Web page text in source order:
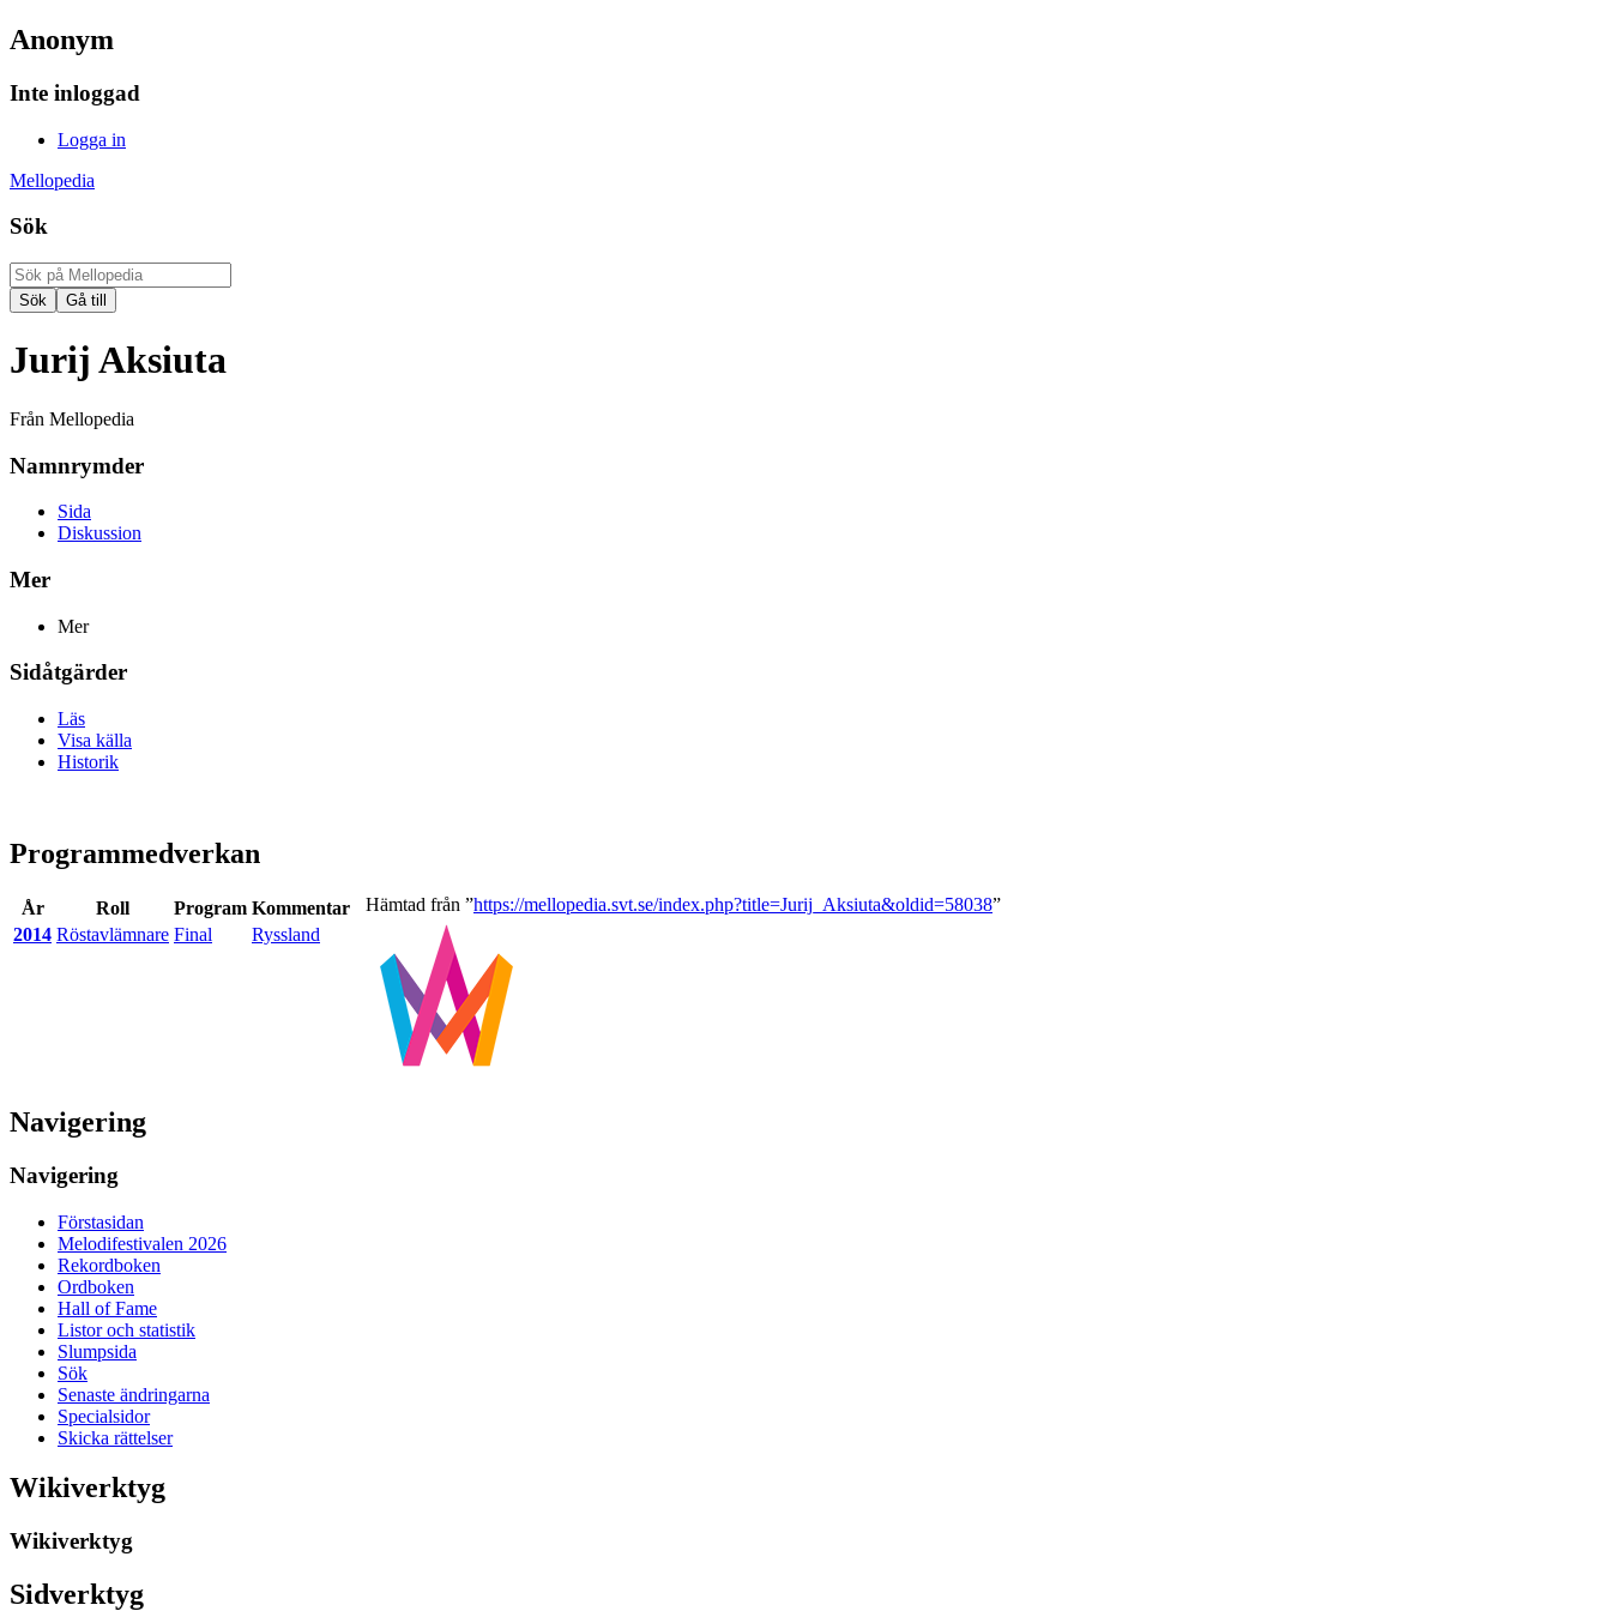
Anonym
Inte inloggad
Logga in
Mellopedia
Sök
Jurij Aksiuta
Från Mellopedia
Namnrymder
Sida
Diskussion
Mer
Mer
Sidåtgärder
Läs
Visa källa
Historik
Programmedverkan
År Roll Program Kommentar
2014 Röstavlämnare Final Ryssland
Hämtad från ”https://mellopedia.svt.se/index.php?title=Jurij_Aksiuta&oldid=58038”
Navigering
Navigering
Förstasidan
Melodifestivalen 2026
Rekordboken
Ordboken
Hall of Fame
Listor och statistik
Slumpsida
Sök
Senaste ändringarna
Specialsidor
Skicka rättelser
Wikiverktyg
Wikiverktyg
Sidverktyg